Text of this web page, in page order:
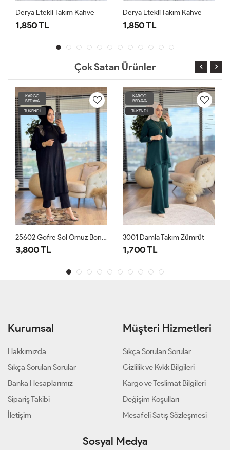
Derya Etekli Takım Kahve
1,850 TL
Derya Etekli Takım Kahve
1,850 TL
Çok Satan Ürünler
KARGO
BEDAVA
TÜKENDİ
25602 Gofre Sol Omuz Boncuk İşli 3lü Takım Siyah
3,800 TL
KARGO
BEDAVA
TÜKENDİ
3001 Damla Takım Zümrüt
1,700 TL
Kurumsal
Hakkımızda
Sıkça Sorulan Sorular
Banka Hesaplarımız
Sipariş Takibi
İletişim
Müşteri Hizmetleri
Sıkça Sorulan Sorular
Gizlilik ve Kvkk Bilgileri
Kargo ve Teslimat Bilgileri
Değişim Koşulları
Mesafeli Satış Sözleşmesi
Sosyal Medya